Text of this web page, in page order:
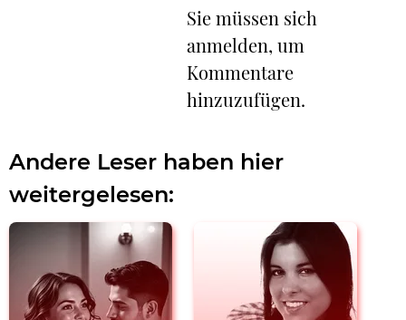
Sie müssen sich
anmelden, um
Kommentare
hinzuzufügen.
Andere Leser haben hier
weitergelesen: